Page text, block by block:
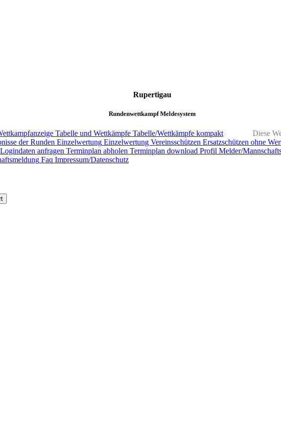
Rupertigau
Rundenwettkampf Meldesystem
Diese
Tabelle und Wettkämpfe Tabelle/Wettkämpfe kompakt
der Runden Einzelwertung Einzelwertung Vereinsschützen Ersatzschützen ohne
Logindaten anfragen Terminplan abholen Terminplan download Profil Melder/
Faq Impressum/Datenschutz